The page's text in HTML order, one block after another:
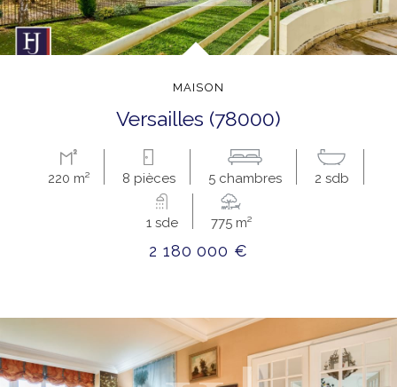
MAISON
versailles (78000)
220 m² 8 pièces 5 chambres 2 sdb
1 sde 775 m²
2 180 000 €